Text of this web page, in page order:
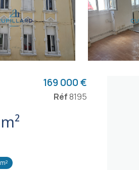
Maison 4 pièce(s) 3 chambre(s) 92 m²
169 000 €
Réf8195